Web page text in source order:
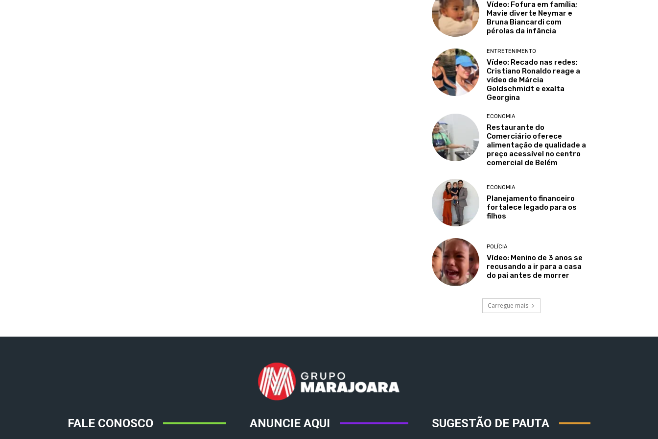
Vídeo: Fofura em família;
Mavie diverte Neymar e
Bruna Biancardi com
pérolas da infância
ENTRETENIMENTO
Vídeo: Recado nas redes;
Cristiano Ronaldo reage a
vídeo de Márcia
Goldschmidt e exalta
Georgina
ECONOMIA
Restaurante do
Comerciário oferece
alimentação de qualidade a
preço acessível no centro
comercial de Belém
ECONOMIA
Planejamento financeiro
fortalece legado para os
filhos
POLÍCIA
Vídeo: Menino de 3 anos se
recusando a ir para a casa
do pai antes de morrer
Carregue mais
FALE CONOSCO ANUNCIE AQUI SUGESTÃO DE PAUTA